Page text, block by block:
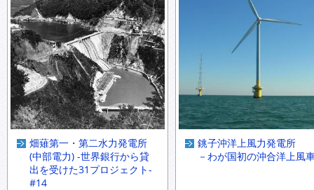
畑薙第一・第二水力発電所
(中部電力) -世界銀行から貸
出を受けた31プロジェクト-
#14
銚子沖洋上風力発電所
－わが国初の沖合洋上風